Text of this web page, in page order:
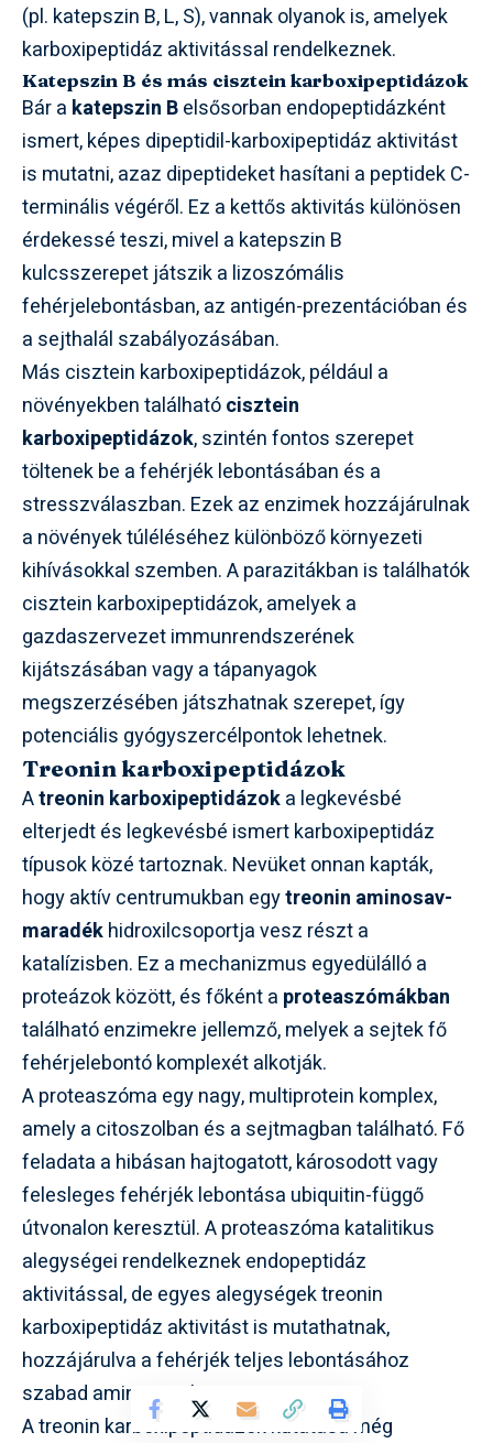
(pl. katepszin B, L, S), vannak olyanok is, amelyek
karboxipeptidáz aktivitással rendelkeznek.
Katepszin B és más cisztein karboxipeptidázok
Bár a katepszin Belsősorban endopeptidázként
ismert, képes dipeptidil-karboxipeptidáz aktivitást
is mutatni, azaz dipeptideket hasítani a peptidek C-
terminális végéről. Ez a kettős aktivitás különösen
érdekessé teszi, mivel a katepszin B
kulcsszerepet játszik a lizoszómális
fehérjelebontásban, az antigén-prezentációban és
a sejthalál szabályozásában.
Más cisztein karboxipeptidázok, például a
növényekben találhatócisztein
karboxipeptidázok, szintén fontos szerepet
töltenek be a fehérjék lebontásában és a
stresszválaszban. Ezek az enzimek hozzájárulnak
a növények túléléséhez különböző környezeti
kihívásokkal szemben. A parazitákban is találhatók
cisztein karboxipeptidázok, amelyek a
gazdaszervezet immunrendszerének
kijátszásában vagy a tápanyagok
megszerzésében játszhatnak szerepet, így
potenciális gyógyszercélpontok lehetnek.
Treonin karboxipeptidázok
Atreonin karboxipeptidázoka legkevésbé
elterjedt és legkevésbé ismert karboxipeptidáz
típusok közé tartoznak. Nevüket onnan kapták,
hogy aktív centrumukban egytreonin aminosav-
maradékhidroxilcsoportja vesz részt a
katalízisben. Ez a mechanizmus egyedülálló a
proteázok között, és főként a proteaszómákban
található enzimekre jellemző, melyek a sejtek fő
fehérjelebontó komplexét alkotják.
A proteaszóma egy nagy, multiprotein komplex,
amely a citoszolban és a sejtmagban található. Fő
feladata a hibásan hajtogatott, károsodott vagy
felesleges fehérjék lebontása ubiquitin-függő
útvonalon keresztül. A proteaszóma katalitikus
alegységei rendelkeznek endopeptidáz
aktivitással, de egyes alegységek treonin
karboxipeptidáz aktivitást is mutathatnak,
hozzájárulva a fehérjék teljes lebontásához
szabad aminosavakra.
A treonin karboxipeptidázok kutatása még